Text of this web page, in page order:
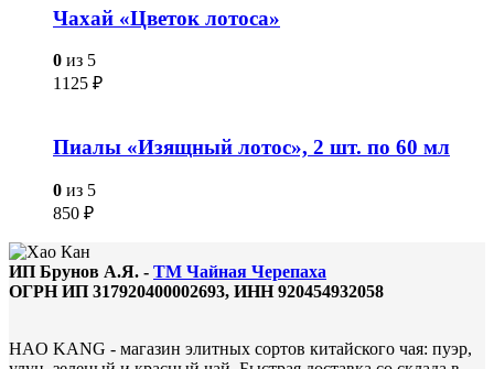
Чахай «Цветок лотоса»
0 из 5
1125 ₽
Пиалы «Изящный лотос», 2 шт. по 60 мл
0 из 5
850 ₽
ИП Брунов А.Я. - ТМ Чайная Черепаха
ОГРН ИП 317920400002693, ИНН 920454932058
HAO KANG - магазин элитных сортов китайского чая: пуэр,